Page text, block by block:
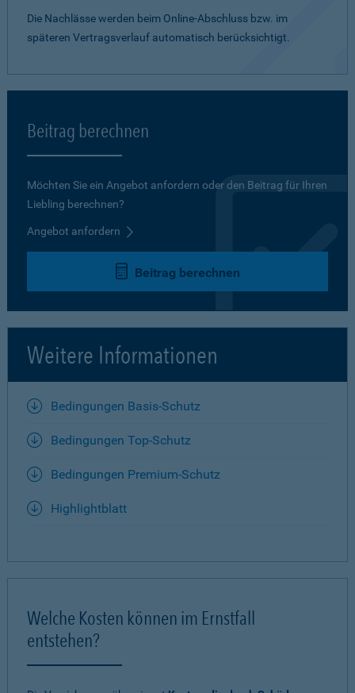
Die Nachlässe werden beim Online-Abschluss bzw. im
späteren Vertragsverlauf automatisch berücksichtigt.
Beitrag berechnen
Möchten Sie ein Angebot anfordern oder den Beitrag für Ihren
Liebling berechnen?
Angebot anfordern
Beitrag berechnen
Weitere Informationen
Bedingungen Basis-Schutz
Bedingungen Top-Schutz
Bedingungen Premium-Schutz
Highlightblatt
Welche Kosten können im Ernstfall
entstehen?